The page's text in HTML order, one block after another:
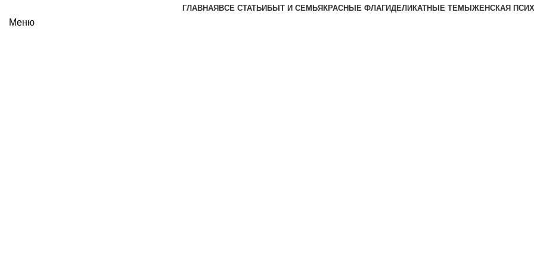
ГЛАВНАЯ ВСЕ СТАТЬИ БЫТ И СЕМЬЯ КРАСНЫЕ ФЛАГИДЕЛИКАТНЫЕ ТЕМЫ ЖЕНСКАЯ
Меню